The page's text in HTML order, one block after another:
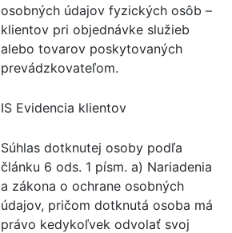
osobných údajov fyzických osôb –
klientov pri objednávke služieb
alebo tovarov poskytovaných
prevádzkovateľom.
IS Evidencia klientov
Súhlas dotknutej osoby podľa
článku 6 ods. 1 písm. a) Nariadenia
a zákona o ochrane osobných
údajov, pričom dotknutá osoba má
právo kedykoľvek odvolať svoj